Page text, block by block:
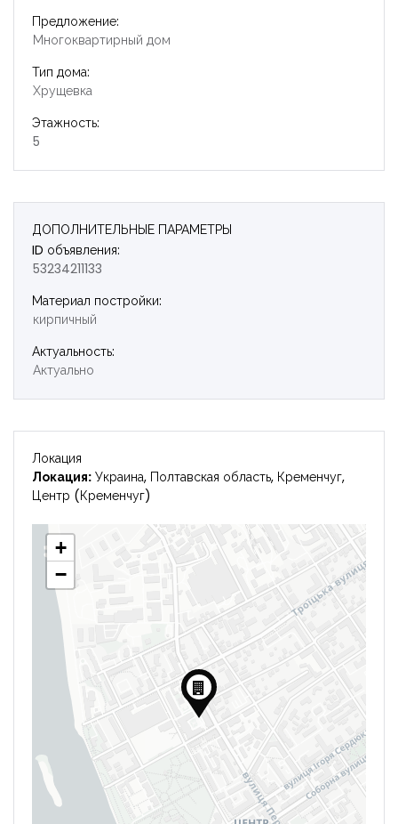
Предложение:
Многоквартирный дом
Тип дома:
Хрущевка
Этажность:
5
ДОПОЛНИТЕЛЬНЫЕ ПАРАМЕТРЫ
ID объявления:
53234211133
Материал постройки:
кирпичный
Актуальность:
Актуально
Локация
Локация: Украина, Полтавская область, Кременчуг,
Центр (Кременчуг)
+
−
Запомнить